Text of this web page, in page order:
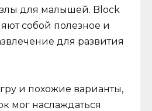
для малышей. Block
собой полезное и
для развития
и похожие варианты,
мог наслаждаться